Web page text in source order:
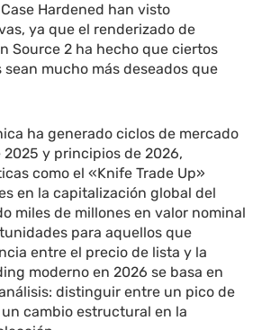
Hardened han visto
ya que el renderizado de
Source 2 ha hecho que ciertos
mucho más deseados que
ha generado ciclos de mercado
2025 y principios de 2026,
como el «Knife Trade Up»
en la capitalización global del
miles de millones en valor nominal
para aquellos que
entre el precio de lista y la
moderno en 2026 se basa en
distinguir entre un pico de
cambio estructural en la